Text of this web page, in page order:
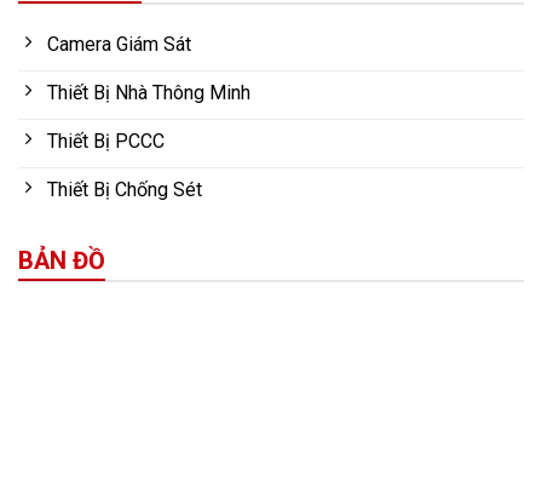
Camera Giám Sát
Thiết Bị Nhà Thông Minh
Thiết Bị PCCC
Thiết Bị Chống Sét
BẢN ĐỒ